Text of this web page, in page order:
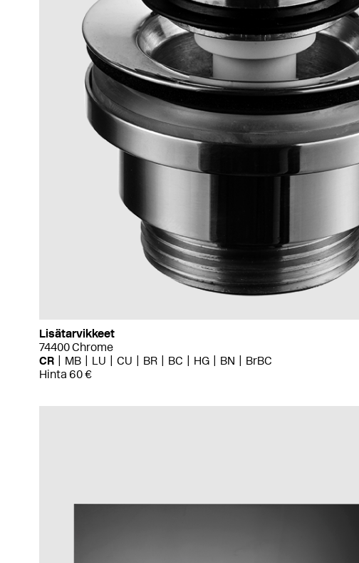
Lisätarvikkeet
74400 Chrome
CR
MB LU CU BR BC HG BN
BrBC
Hinta 60 €